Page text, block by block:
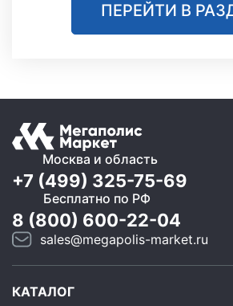
ПЕРЕЙТИ В
Москва и область
+7 (499) 325-75-69
Бесплатно по РФ
8 (800) 600-22-04
sales@megapolis-market.ru
КАТАЛОГ